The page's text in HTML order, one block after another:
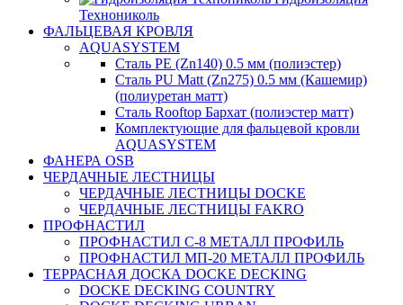
Технониколь
ФАЛЬЦЕВАЯ КРОВЛЯ
AQUASYSTEM
Сталь PE (Zn140) 0.5 мм (полиэстер)
Сталь PU Matt (Zn275) 0.5 мм (Кашемир)
(полиуретан матт)
Сталь Rooftop Бархат (полиэстер матт)
Комплектующие для фальцевой кровли
AQUASYSTEM
ФАНЕРА OSB
ЧЕРДАЧНЫЕ ЛЕСТНИЦЫ
ЧЕРДАЧНЫЕ ЛЕСТНИЦЫ DOCKE
ЧЕРДАЧНЫЕ ЛЕСТНИЦЫ FAKRO
ПРОФНАСТИЛ
ПРОФНАСТИЛ C-8 МЕТАЛЛ ПРОФИЛЬ
ПРОФНАСТИЛ МП-20 МЕТАЛЛ ПРОФИЛЬ
ТЕРРАСНАЯ ДОСКА DOCKE DECKING
DOCKE DECKING COUNTRY